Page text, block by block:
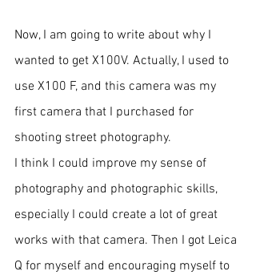
Now, I am going to write about why I
wanted to get X100V. Actually, I used to
use X100 F, and this camera was my
first camera that I purchased for
shooting street photography.
I think I could improve my sense of
photography and photographic skills,
especially I could create a lot of great
works with that camera. Then I got Leica
Q for myself and encouraging myself to